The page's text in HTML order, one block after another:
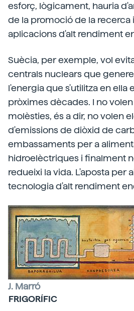
esforç, lògicament, hauria
de la promoció de la recerca
aplicacions d'alt rendiment
Suècia, per exemple, vol
centrals nuclears que
l'energia que s'utilitza en ella
pròximes dècades. I no
molèsties, és a dir, no volen
d'emissions de diòxid de
embassaments per a
hidroelèctriques i finalment
redueixi la vida. L'aposta per
tecnologia d'alt rendiment
J. Marró
FRIGORÍFIC